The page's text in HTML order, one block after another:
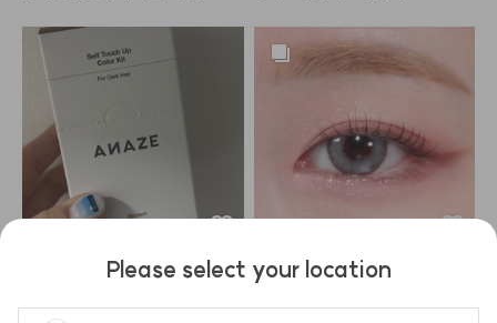
음영도 되고 포인트도 되니까 블러
셔로 써도 괜찮았어요. 두루두루 쓰
기 좋아요.
다른 컬러도 다양하게 나왔으면 좋
겠어요~~
더 쿨한 컬러도 좋을 것 같아요!!
크 제품입니다.
일반적인 건조하고 뻑뻑한 매트 립
과 달리, 밤 타입으로 부드럽게 발
어 입술 주름과 각질을 매끈하게 블
러 처리해 주는 효과가 탁월합니다.
뭉침 없이 자연스럽게 스머징되어
손이나 실리콘 브러시로 대충 톡톡
두드려 발라도 쉽게 예쁜 그라데이
특히 웜톤과 쿨톤 모두가 반할 만한
위기 컬러 구성이 돋보이며, 립뿐만
눈썹이 진한 편이라서 늘 고민이었
바다의 천연 원재료를 사용하여
Please select your location